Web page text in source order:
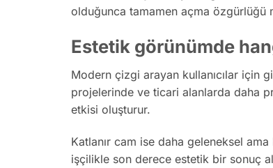
olduğunca tamamen açma özgürlüğü
Estetik görünümde
Modern çizgi arayan kullanıcılar için
projelerinde ve ticari alanlarda daha
etkisi oluşturur.
Katlanır cam ise daha geleneksel
işçilikle son derece estetik bir sonuç